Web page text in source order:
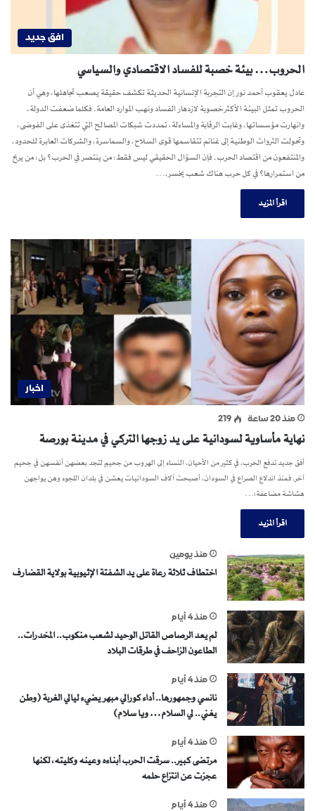
افق جديد
الحروب… بيئة خصبة للفساد الاقتصادي والسياسي
عادل يعقوب أحمد نور إن التجربة الإنسانية الحديثة تكشف حقيقة يصعب تجاهلها، وهي أن
الحروب تمثل البيئة الأكثر خصوبة لازدهار الفساد ونهب الموارد العامة. فكلما ضعفت الدولة،
وانهارت مؤسساتها، وغابت الرقابة والمساءلة، تمددت شبكات المصالح التي تتغذى على الفوضى،
وتحولت الثروات الوطنية إلى غنائم تتقاسمها قوى السلاح، والسماسرة، والشركات العابرة للحدود،
والمنتفعون من اقتصاد الحرب. فإن السؤال الحقيقي ليس فقط: من ينتصر في الحرب؟ بل: من يربح
من استمرارها؟ في كل حرب هناك شعب يخسر،…
اقرأ المزيد
اخبار
منذ 20 ساعة 219
نهاية مأساوية لسودانية على يد زوجها التركي في مدينة بورصة
أفق جديد تدفع الحرب، في كثير من الأحيان، النساء إلى الهروب من جحيمٍ لتجد بعضهن أنفسهن في جحيم
آخر. فمنذ اندلاع الصراع في السودان، أصبحت آلاف السودانيات يعشن في بلدان اللجوء وهن يواجهن
هشاشة مضاعفة؛…
اقرأ المزيد
منذ يومين
اختطاف ثلاثة رعاة على يد الشفتة الإثيوبية بولاية القضارف
منذ 4 أيام
لم يعد الرصاص القاتل الوحيد لشعب منكوب.. المخدرات..
الطاعون الزاحف في طرقات البلاد
منذ 4 أيام
نانسي وجمهورها.. أداء كورالي مبهر يضيء ليالي الغربة (وطن
يغني.. لي السلام… ويا سلام)
منذ 4 أيام
مرتضى كبير.. سرقت الحرب أبناءه وعينه وكليته، لكنها
عجزت عن انتزاع حلمه
منذ 4 أيام